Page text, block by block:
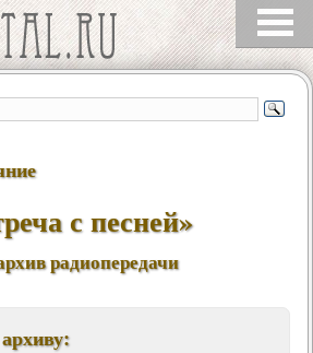
с песней»
радиопередачи